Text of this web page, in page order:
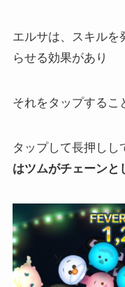
エルサは、スキルを
らせる効果があり
それをタップするこ
タップして長押しし
はツムがチェーンと